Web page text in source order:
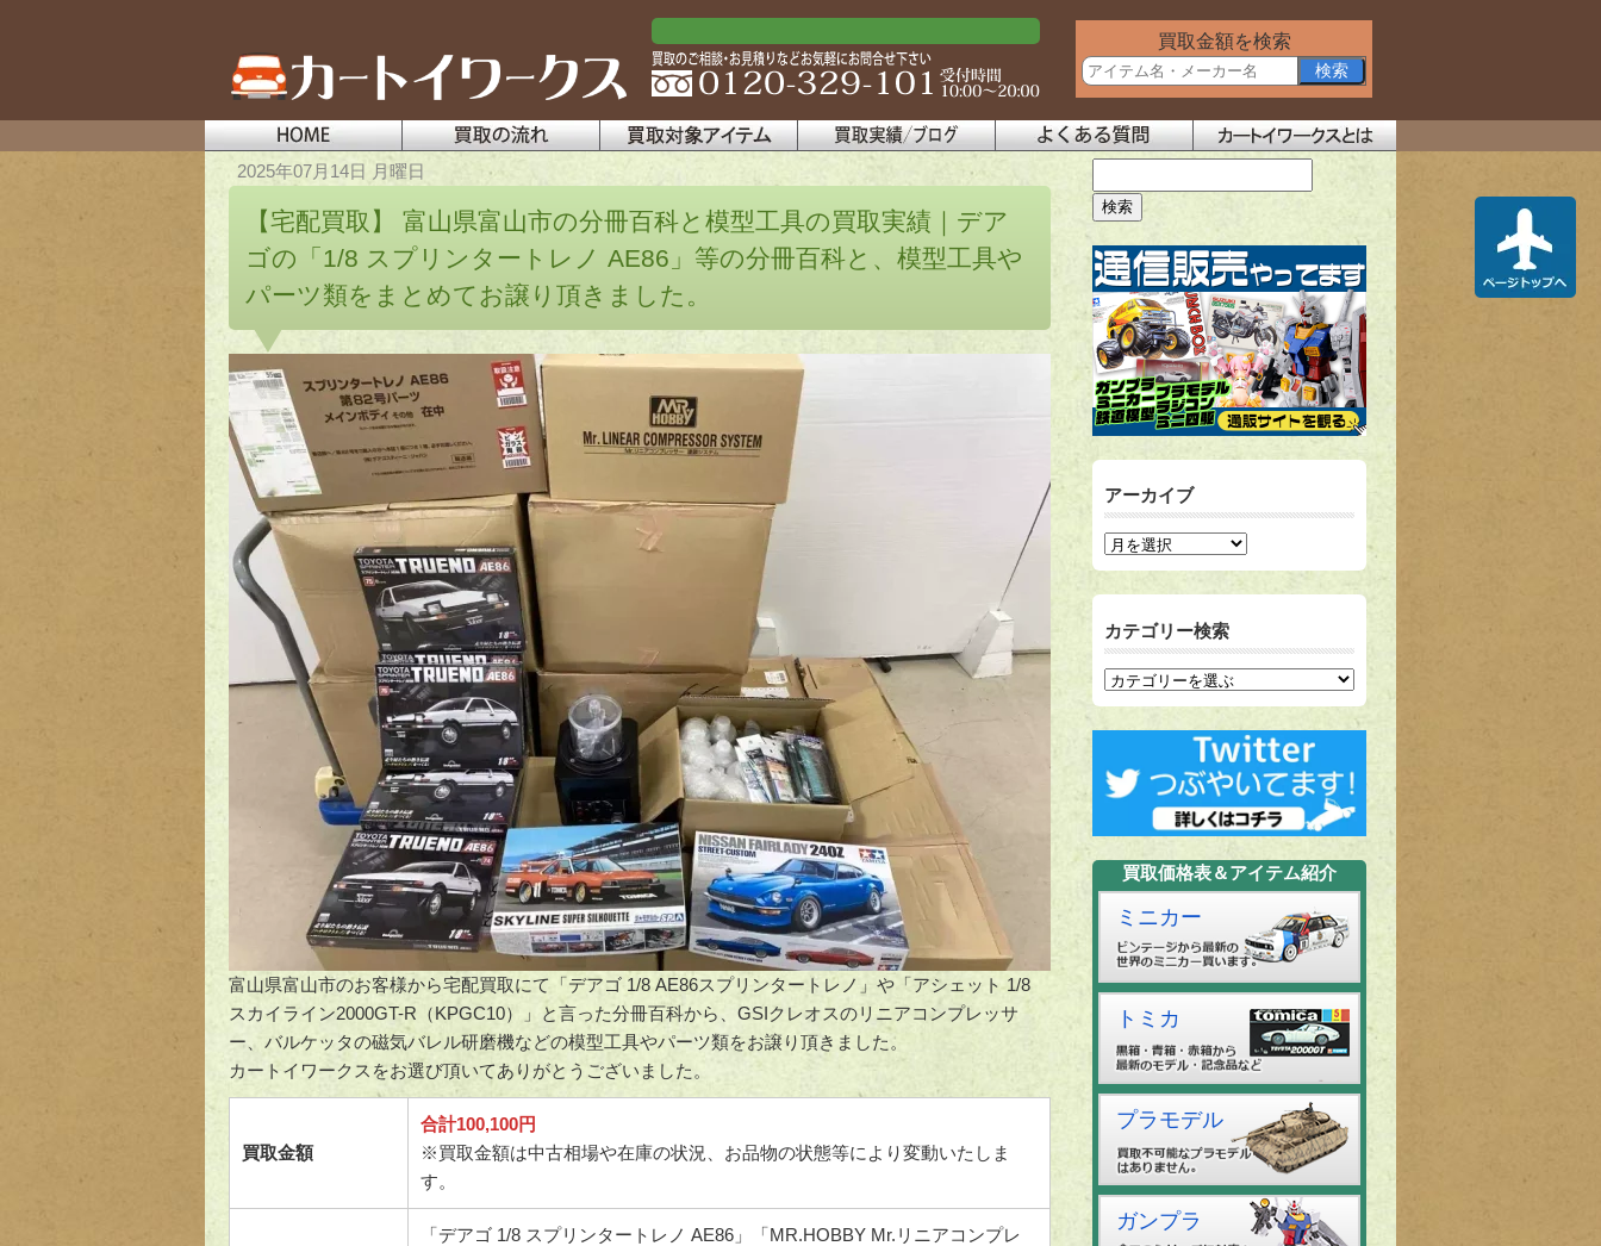
買取金額を検索
2025年07月14日 月曜日
【宅配買取】 富山県富山市の分冊百科と模型工具の買取実績｜デア
ゴの「1/8 スプリンタートレノ AE86」等の分冊百科と、模型工具や
パーツ類をまとめてお譲り頂きました。
富山県富山市のお客様から宅配買取にて「デアゴ 1/8 AE86スプリンタートレノ」や「アシェット 1/8
スカイライン2000GT-R（KPGC10）」と言った分冊百科から、GSIクレオスのリニアコンプレッサ
ー、バルケッタの磁気バレル研磨機などの模型工具やパーツ類をお譲り頂きました。
カートイワークスをお選び頂いてありがとうございました。
買取金額
合計100,100円
※買取金額は中古相場や在庫の状況、お品物の状態等により変動いたしま
す。
「デアゴ 1/8 スプリンタートレノ AE86」「MR.HOBBY Mr.リニアコンプレ
アーカイブ
カテゴリー検索
買取価格表＆アイテム紹介
ミニカー
トミカ
プラモデル
ガンプラ